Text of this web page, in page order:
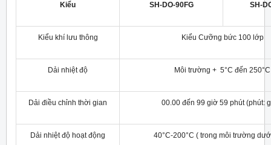
Kiểu SH-DO-90FG SH-
Kiểu khí lưu thông Kiểu Cưỡng bức 100 lớp
Dải nhiệt độ Môi trường + 5°C đến 250°C
Dải điều chỉnh thời gian 00.00 đến 99 giờ 59 phút (phút:
Dải nhiệt độ hoạt động 40°C-200°C ( trong môi trường